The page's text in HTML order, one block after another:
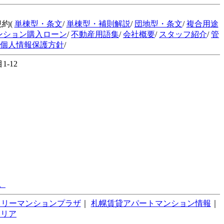
約( 単棟型・条文/単棟型・補則解説/ 団地型・条文/複合用途
ション購入ローン/不動産用語集/会社概要/ スタッフ紹介/管
個人情報保護方針/
12
ーマンションプラザ｜ 札幌賃貸アパートマンション情報
ア